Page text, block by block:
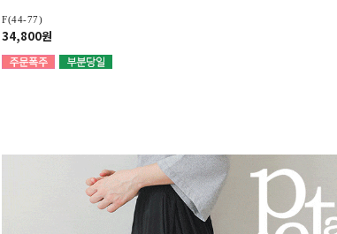
F(44-77)
34,800원